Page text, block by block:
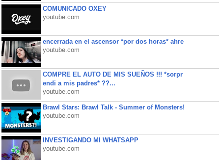
COMUNICADO OXEY
youtube.com
encerrada en el ascensor *por dos horas* ahre
youtube.com
COMPRE EL AUTO DE MIS SUEÑOS !!! *sorpr
endi a mis padres* ??...
youtube.com
Brawl Stars: Brawl Talk - Summer of Monsters!
youtube.com
INVESTIGANDO MI WHATSAPP
youtube.com